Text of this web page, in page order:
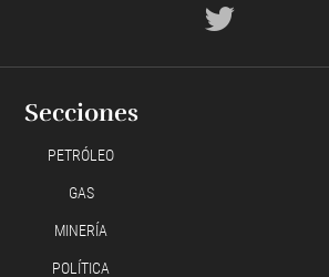
Secciones
PETRÓLEO
GAS
MINERÍA
POLÍTICA